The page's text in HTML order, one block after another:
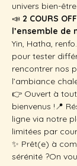
univers bien-
📣 2 COURS
l’ensemble de
Yin, Hatha,
pour tester
rencontrer nos
l’ambiance
👉 Ouvert à
bienvenus !📍
ligne via notre
limitées par
✨ Prêt(e) à
sérénité ?On